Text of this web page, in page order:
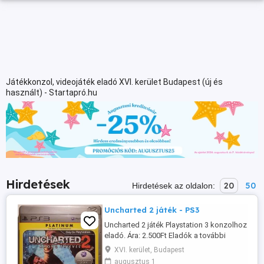
Játékkonzol, videojáték eladó XVI. kerület Budapest (új és
használt) - Startapró.hu
Hirdetések Hirdetések az oldalon: 20 50
Uncharted 2 játék - PS3
Uncharted 2 játék Playstation 3 konzolhoz
eladó. Ára: 2.500Ft Eladók a további
hirdetéseim alatt szereplő játékok is.
Több vásárlása esetén minden továbbiból
XVI. kerület, Budapest
augusztus 1